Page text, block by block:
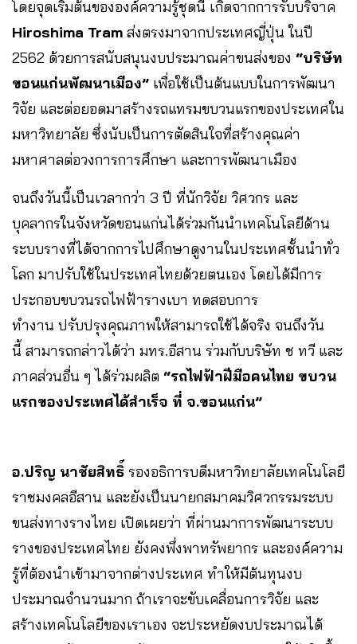
โดยจุดเริ่มต้นขององค์ความรู้ชุดนี้ เกิดจากการรับบริจาค
Hiroshima Tram ส่งตรงมาจากประเทศญี่ปุ่น ในปี
2562 ด้วยการสนับสนุนงบประมาณค่าขนส่งของ “บริษัท
ขอนแก่นพัฒนาเมือง” เพื่อใช้เป็นต้นแบบในการพัฒนา
วิจัย และต่อยอดมาสร้างรถแทรมขบวนแรกของประเทศใน
มหาวิทยาลัย ซึ่งนับเป็นการตัดสินใจที่สร้างคุณค่า
มหาศาลต่อวงการการศึกษา และการพัฒนาเมือง
จนถึงวันนี้เป็นเวลากว่า 3 ปี ที่นักวิจัย วิศวกร และ
บุคลากรในจังหวัดขอนแก่นได้ร่วมกันนำเทคโนโลยีด้าน
ระบบรางที่ได้จากการไปศึกษาดูงานในประเทศชั้นนำทั่ว
โลก มาปรับใช้ในประเทศไทยด้วยตนเอง โดยได้มีการ
ประกอบขบวนรถไฟฟ้ารางเบา ทดสอบการ
ทำงาน ปรับปรุงคุณภาพให้สามารถใช้ได้จริง จนถึงวัน
นี้ สามารถกล่าวได้ว่า มทร.อีสาน ร่วมกับบริษัท ช ทวี และ
ภาคส่วนอื่น ๆ ได้ร่วมผลิต “รถไฟฟ้าฝีมือคนไทย ขบวน
แรกของประเทศได้สำเร็จ ที่ จ.ขอนแก่น”
อ.ปริญ นาชัยสิทธิ์ รองอธิการบดีมหาวิทยาลัยเทคโนโลยี
ราชมงคลอีสาน และยังเป็นนายกสมาคมวิศวกรรมระบบ
ขนส่งทางรางไทย เปิดเผยว่า ที่ผ่านมาการพัฒนาระบบ
รางของประเทศไทย ยังคงพึ่งพาทรัพยากร และองค์ความ
รู้ที่ต้องนำเข้ามาจากต่างประเทศ ทำให้มีต้นทุนงบ
ประมาณจำนวนมาก ถ้าเราจะขับเคลื่อนการวิจัย และ
สร้างเทคโนโลยีของเราเอง จะประหยัดงบประมาณได้